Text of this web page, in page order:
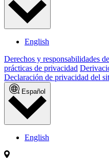
English
Derechos y responsabilidades
prácticas de privacidad
Declaración de privacidad del
Español
English